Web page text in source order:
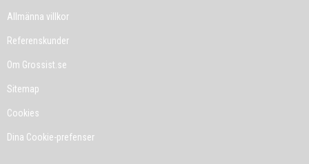
Allmänna villkor
Referenskunder
Om Grossist.se
Sitemap
Cookies
Dina Cookie-prefenser